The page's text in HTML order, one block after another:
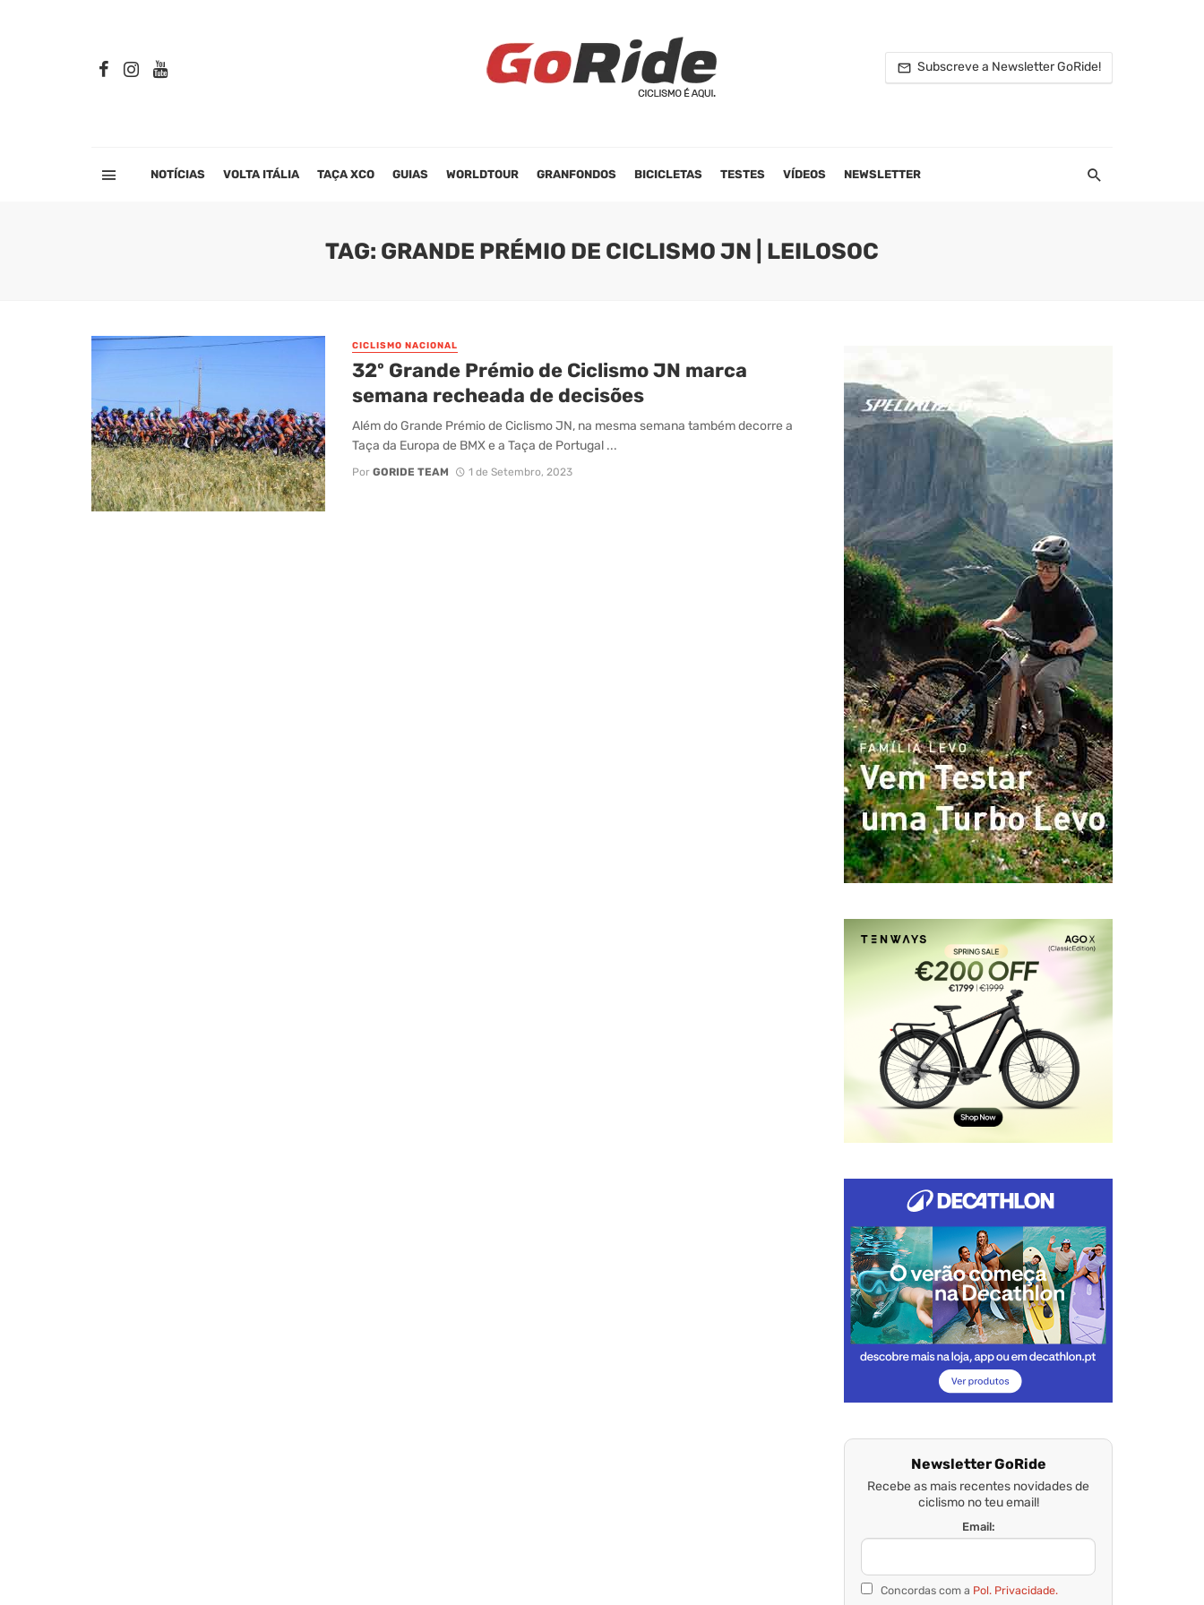
Subscreve a Newsletter GoRide!
NOTÍCIAS VOLTA ITÁLIA TAÇA XCO GUIAS WORLDTOUR GRANFONDOS BICICLETAS TESTES VÍDEOS NEWSLETTER
TAG: GRANDE PRÉMIO DE CICLISMO JN | LEILOSOC
CICLISMO NACIONAL
32º Grande Prémio de Ciclismo JN marca
semana recheada de decisões
Além do Grande Prémio de Ciclismo JN, na mesma semana também decorre a
Taça da Europa de BMX e a Taça de Portugal ...
Por GORIDE TEAM 1 de Setembro, 2023
Newsletter GoRide
Recebe as mais recentes novidades de
ciclismo no teu email!
Email:
Concordas com a Pol. Privacidade.